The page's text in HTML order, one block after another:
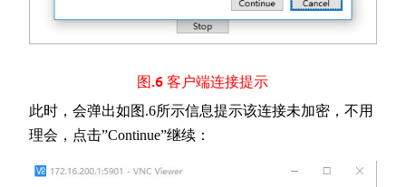
图.6 客户端连接提示
此时，会弹出如图.6所示信息提示该连接未加密，不用
理会，点击”Continue”继续：